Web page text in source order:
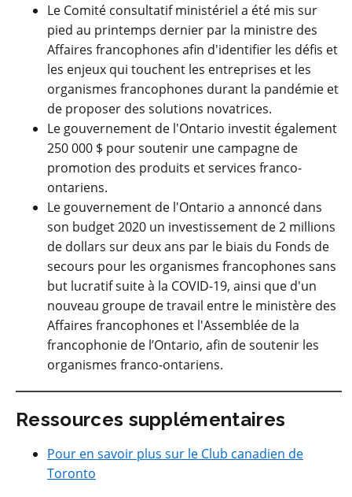
Le Comité consultatif ministériel a été mis sur
pied au printemps dernier par la ministre des
Affaires francophones afin d'identifier les défis et
les enjeux qui touchent les entreprises et les
organismes francophones durant la pandémie et
de proposer des solutions novatrices.
Le gouvernement de l'Ontario investit également
250 000 $ pour soutenir une campagne de
promotion des produits et services franco-
ontariens.
Le gouvernement de l'Ontario a annoncé dans
son budget 2020 un investissement de 2 millions
de dollars sur deux ans par le biais du Fonds de
secours pour les organismes francophones sans
but lucratif suite à la COVID-19, ainsi que d'un
nouveau groupe de travail entre le ministère des
Affaires francophones et l'Assemblée de la
francophonie de l’Ontario, afin de soutenir les
organismes franco-ontariens.
Ressources supplémentaires
Pour en savoir plus sur le Club canadien de
Toronto